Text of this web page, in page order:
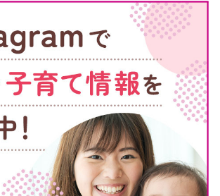
にある保育園の中で、条件を満たす園、ま
して子どもを預けられると思った保育園は
う。
サービス利用で加点が可能
を確認してみると、「申込児を保育室、保
、ベビーシッター等の認可外保育施設、幼
有償で預けていることを常態としている場
ることが分かります。